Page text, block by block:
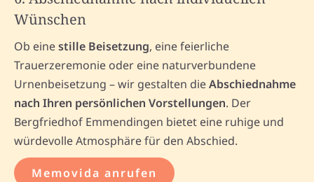
Wünschen
Ob einestille Beisetzung, eine feierliche
Trauerzeremonie oder eine naturverbundene
Urnenbeisetzung – wir gestalten dieAbschiednahme
nach Ihren persönlichen Vorstellungen. Der
Bergfriedhof Emmendingen bietet eine ruhige und
würdevolle Atmosphäre für den Abschied.
Memovida anrufen